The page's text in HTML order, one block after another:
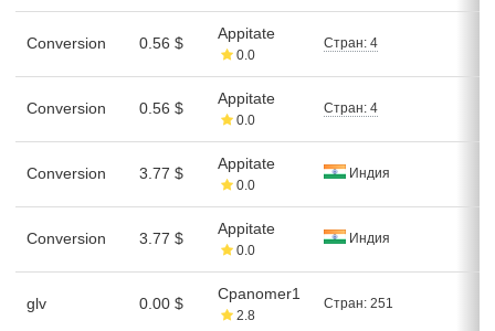
Conversion 0.56 $
Appitate
0.0
Стран: 4
Conversion 0.56 $
Appitate
0.0
Стран: 4
Conversion 3.77 $
Appitate
0.0
Индия
Conversion 3.77 $
Appitate
0.0
Индия
glv 0.00 $
Cpanomer1
2.8
Стран: 251